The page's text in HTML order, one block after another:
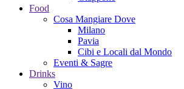
Food
Cosa Mangiare Dove
Milano
Pavia
Cibi e Locali dal Mondo
Eventi & Sagre
Drinks
Vino